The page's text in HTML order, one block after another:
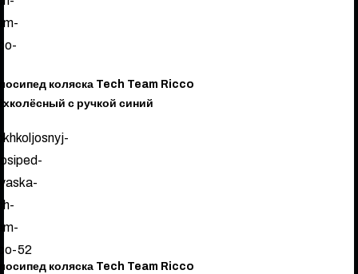
коляска Tech Team Ricco
с ручкой синий
коляска Tech Team Ricco